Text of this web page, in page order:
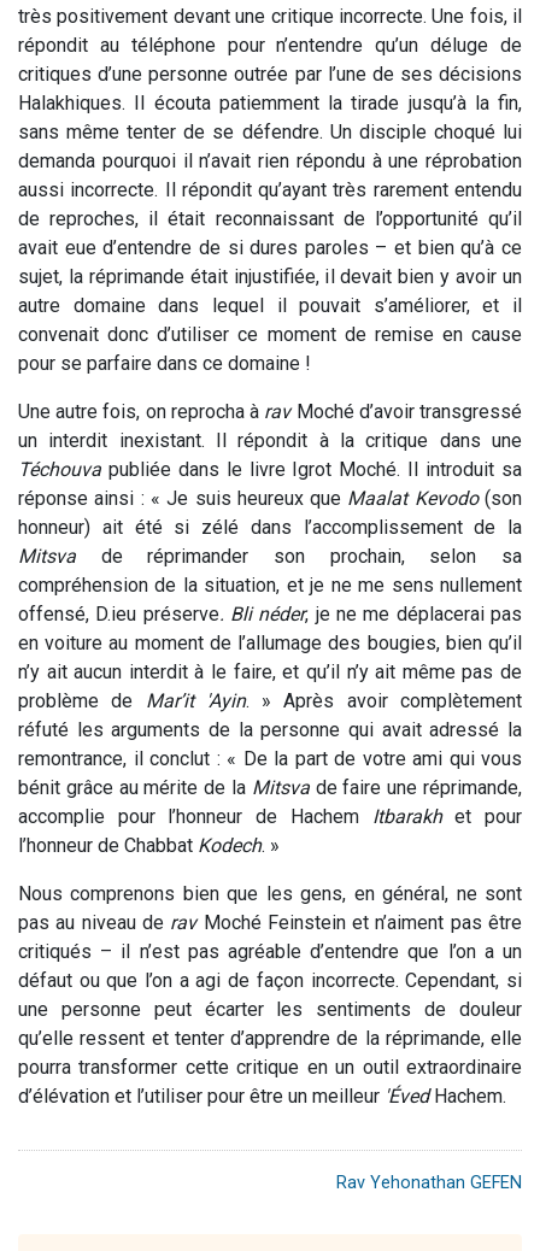
très positivement devant une critique incorrecte. Une fois, il
répondit au téléphone pour n’entendre qu’un déluge de
critiques d’une personne outrée par l’une de ses décisions
Halakhiques. Il écouta patiemment la tirade jusqu’à la fin,
sans même tenter de se défendre. Un disciple choqué lui
demanda pourquoi il n’avait rien répondu à une réprobation
aussi incorrecte. Il répondit qu’ayant très rarement entendu
de reproches, il était reconnaissant de l’opportunité qu’il
avait eue d’entendre de si dures paroles – et bien qu’à ce
sujet, la réprimande était injustifiée, il devait bien y avoir un
autre domaine dans lequel il pouvait s’améliorer, et il
convenait donc d’utiliser ce moment de remise en cause
pour se parfaire dans ce domaine !
Une autre fois, on reprocha à ravMoché d’avoir transgressé
un interdit inexistant. Il répondit à la critique dans une
Téchouva publiée dans le livre Igrot Moché. Il introduit sa
réponse ainsi : « Je suis heureux que Maalat Kevodo(son
honneur) ait été si zélé dans l’accomplissement de la
Mitsva de réprimander son prochain, selon sa
compréhension de la situation, et je ne me sens nullement
offensé, D.ieu préserve. Bli néder, je ne me déplacerai pas
en voiture au moment de l’allumage des bougies, bien qu’il
n’y ait aucun interdit à le faire, et qu’il n’y ait même pas de
problème de Mar’it 'Ayin. » Après avoir complètement
réfuté les arguments de la personne qui avait adressé la
remontrance, il conclut : « De la part de votre ami qui vous
bénit grâce au mérite de la Mitsvade faire une réprimande,
accomplie pour l’honneur de Hachem Itbarakhet pour
l’honneur de Chabbat Kodech. »
Nous comprenons bien que les gens, en général, ne sont
pas au niveau de ravMoché Feinstein et n’aiment pas être
critiqués – il n’est pas agréable d’entendre que l’on a un
défaut ou que l’on a agi de façon incorrecte. Cependant, si
une personne peut écarter les sentiments de douleur
qu’elle ressent et tenter d’apprendre de la réprimande, elle
pourra transformer cette critique en un outil extraordinaire
d’élévation et l’utiliser pour être un meilleur 'ÉvedHachem.
Rav Yehonathan GEFEN